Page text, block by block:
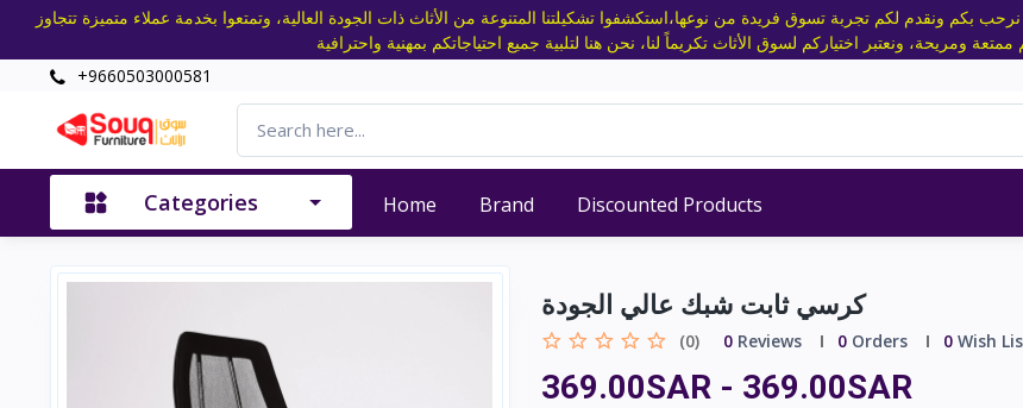
بكم ونقدم لكم تجربة تسوق فريدة من نوعها،استكشفوا تشكيلتنا المتنوعة من الأثاث ذات الجودة العالية، وتمتعوا بخدمة عملاء متميزة تتجاوز
+9660503000581
Categories Home Brand Discounted Products
كرسي ثابت شبك عالي الجودة
(0) 0Reviews 0Orders 0Wish
369.00SAR - 369.00SAR